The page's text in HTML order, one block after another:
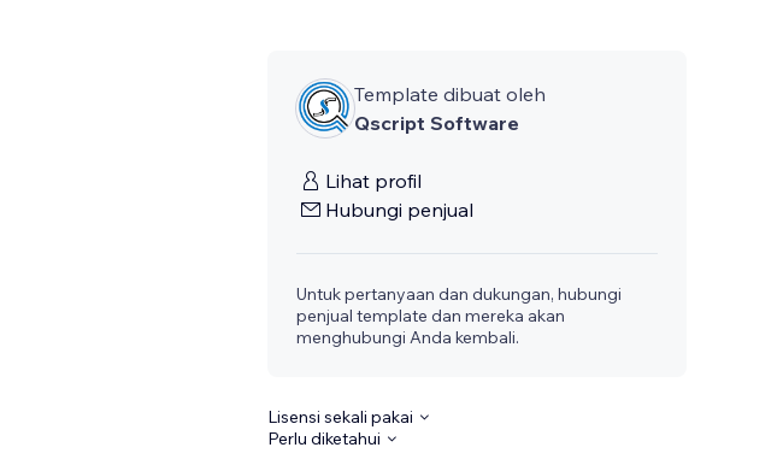
Template dibuat oleh
Qscript Software
Lihat profil
Hubungi penjual
Untuk pertanyaan dan dukungan, hubungi
penjual template dan mereka akan
menghubungi Anda kembali.
Lisensi sekali pakai
Perlu diketahui